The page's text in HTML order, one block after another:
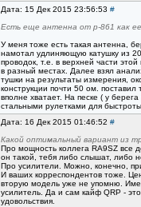
Дата: 15 Дек 2015 23:56:53 #
Есть еще антенна от р-861 как
У меня тоже есть такая антенна,
намотал удлиняющую катушку из
проводок, т.е. в верхней части
в разный местах. Далее взял
тушки на результаты измерения,
конструкции почти 50 ом.
вполне хватает. На песке ( у
стальными рулетками для
Дата: 16 Дек 2015 01:46:52 #
Какой оптимальный вариант из
Про мощность коллега RA9SZ все
он такой, тебя либо слышат, либо
Про усилители. Можно, конечно,
И ваших корреспондентов тоже.
вторую модель уже не упомню.
усилитель. Да и сам кайф QRP -
удовольствия.